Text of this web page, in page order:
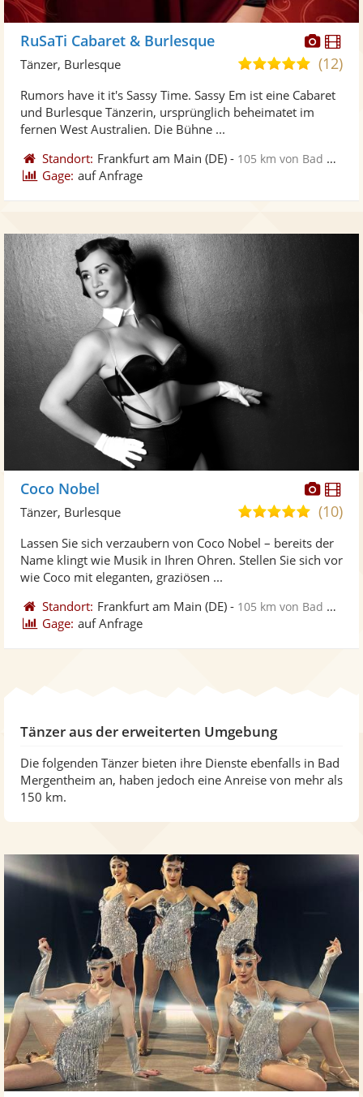
Fotos
RuSaTi Cabaret & Burlesque
5,0
5
(12)
Tänzer, Burlesque
Rumors have it it's Sassy Time. Sassy Em ist eine Cabaret
und Burlesque Tänzerin, ursprünglich beheimatet im
fernen West Australien. Die Bühne ...
Standort: Frankfurt am Main (DE) - 105 km von Bad Mergentheim
Gage: auf Anfrage
Fotos
Coco Nobel
5,0
5
(10)
Tänzer, Burlesque
Lassen Sie sich verzaubern von Coco Nobel – bereits der
Name klingt wie Musik in Ihren Ohren. Stellen Sie sich vor
wie Coco mit eleganten, graziösen ...
Standort: Frankfurt am Main (DE) - 105 km von Bad Mergentheim
Gage: auf Anfrage
Tänzer aus der erweiterten Umgebung
Die folgenden Tänzer bieten ihre Dienste ebenfalls in Bad
Mergentheim an, haben jedoch eine Anreise von mehr als
150 km.